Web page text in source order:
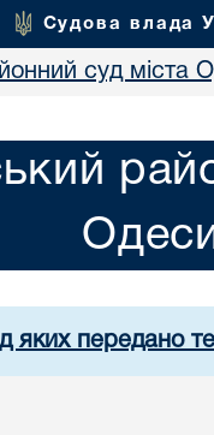
Судова влада
суд міста
яких передано